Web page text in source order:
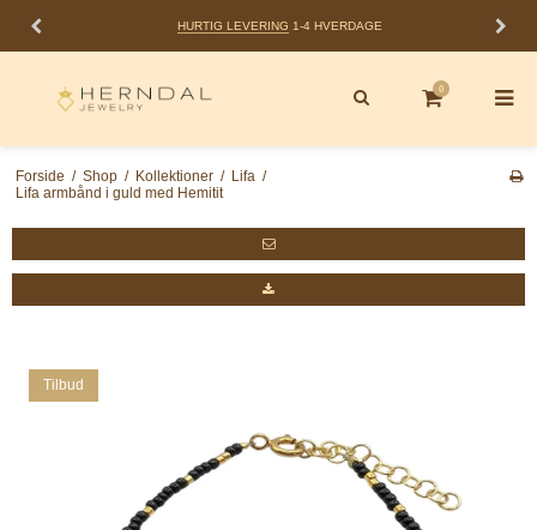
HURTIG LEVERING 1-4 HVERDAGE
0
Forside / Shop / Kollektioner / Lifa /
Lifa armbånd i guld med Hemitit
Tilbud